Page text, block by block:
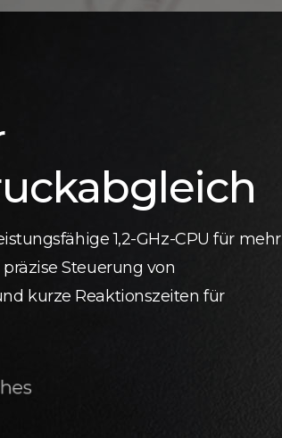
1,2-GHz-CPU für mehr
Steuerung von
kurze Reaktionszeiten für